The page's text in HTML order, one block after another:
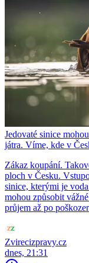
Jedovaté sinice
játra. Víme, kde v
Zákaz koupání.
ploch v Česku.
sinice, kterými je
mohou způsobit
průjem až po
Zvirecizpravy.cz
dnes, 21:31